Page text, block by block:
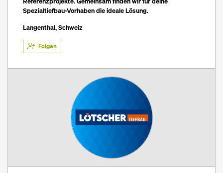
Spezialtiefbau-Vorhaben die ideale Lösung.
Langenthal, Schweiz
Folgen